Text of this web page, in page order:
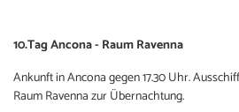
10.Tag Ancona - Raum Ravenna
Ankunft in Ancona gegen 17.30 Uhr.
Raum Ravenna zur Übernachtung.